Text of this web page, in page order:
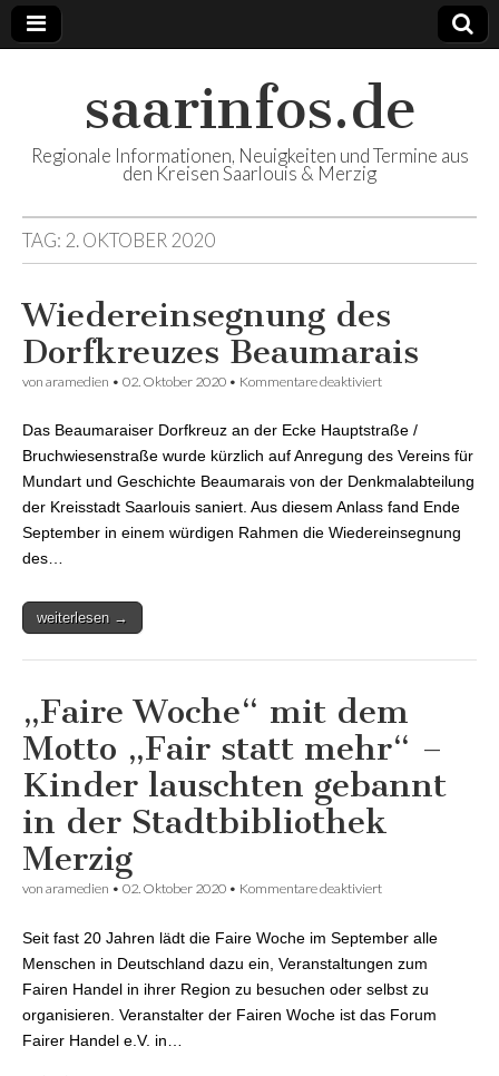
saarinfos.de
Regionale Informationen, Neuigkeiten und Termine aus
den Kreisen Saarlouis & Merzig
TAG: 2. OKTOBER 2020
Wiedereinsegnung des
Dorfkreuzes Beaumarais
von aramedien • 02. Oktober 2020 • Kommentare deaktiviert
Beaumarais
Das Beaumaraiser Dorfkreuz an der Ecke Hauptstraße /
Bruchwiesenstraße wurde kürzlich auf Anregung des Vereins für
Mundart und Geschichte Beaumarais von der Denkmalabteilung
der Kreisstadt Saarlouis saniert. Aus diesem Anlass fand Ende
September in einem würdigen Rahmen die Wiedereinsegnung
des…
weiterlesen →
„Faire Woche“ mit dem
Motto „Fair statt mehr“ –
Kinder lauschten gebannt
in der Stadtbibliothek
Merzig
von aramedien • 02. Oktober 2020 • Kommentare deaktiviert
Kinder lauschten
gebannt in der
Merzig
Seit fast 20 Jahren lädt die Faire Woche im September alle
Menschen in Deutschland dazu ein, Veranstaltungen zum
Fairen Handel in ihrer Region zu besuchen oder selbst zu
organisieren. Veranstalter der Fairen Woche ist das Forum
Fairer Handel e.V. in…